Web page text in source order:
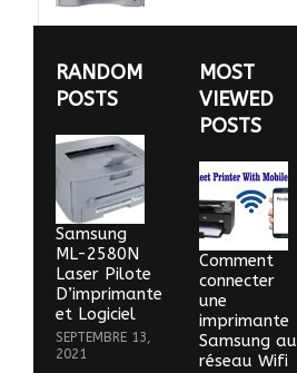
RANDOM
POSTS
Samsung
ML-2580N
Laser Pilote
D’imprimante
et Logiciel
SEPTEMBRE 13,
2021
MOST
VIEWED
POSTS
Comment
connecter
une
imprimante
Samsung au
réseau Wifi